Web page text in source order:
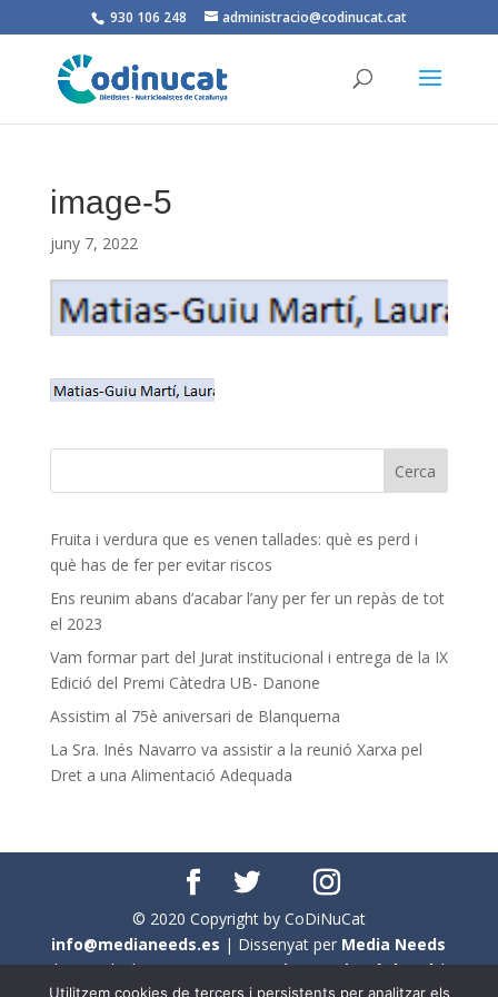
930 106 248 administracio@codinucat.cat
image-5
juny 7, 2022
Fruita i verdura que es venen tallades: què es perd i
què has de fer per evitar riscos
Ens reunim abans d’acabar l’any per fer un repàs de tot
el 2023
Vam formar part del Jurat institucional i entrega de la IX
Edició del Premi Càtedra UB- Danone
Assistim al 75è aniversari de Blanquerna
La Sra. Inés Navarro va assistir a la reunió Xarxa pel
Dret a una Alimentació Adequada
© 2020 Copyright by CoDiNuCat
info@medianeeds.es | Dissenyat per Media Needs
| Tots els drets reservats aCoDiNuCat |Avís legal|
Utilitzem cookies de tercers i persistents per analitzar els